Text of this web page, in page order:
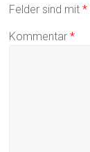
Felder sind mit*
Kommentar*